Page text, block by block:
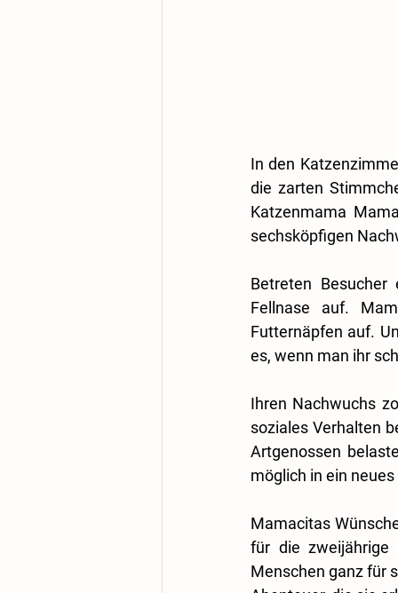
In den
die zarten
Katzenmama
sechsköpfigen
Betreten
Fellnase auf.
Futternäpfen auf.
es, wenn man ihr
Ihren Nachwuchs
soziales Verhalten
Artgenossen
möglich in ein
Mamacitas
für die zweijährige
Menschen ganz für